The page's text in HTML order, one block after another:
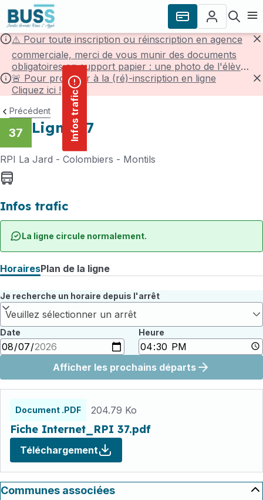
principal
⚠️ Pour toute inscription ou réinscription en agence
commerciale, merci de vous munir des documents
obligatoires en support papier : une photo de l'élève,
une pièce d'identité de l'élève et un justificatif de
domicile de -3mois.
🚨 Pour procéder à la (ré)-inscription en ligne
Cliquez ici !
Infos trafic
Précédent
37 Ligne 37
RPI La Jard - Colombiers - Montils
Bus
Infos trafic
La ligne circule normalement.
HorairesPlan de la ligne
Je recherche un horaire depuis l'arrêt
Veuillez sélectionner un arrêt
Date Heure
Afficher les prochains départs
horaires
Document .PDF 204.79 Ko
Fiche Internet_RPI 37.pdf
Téléchargement
Communes associées
Panneau de gestion des cookies